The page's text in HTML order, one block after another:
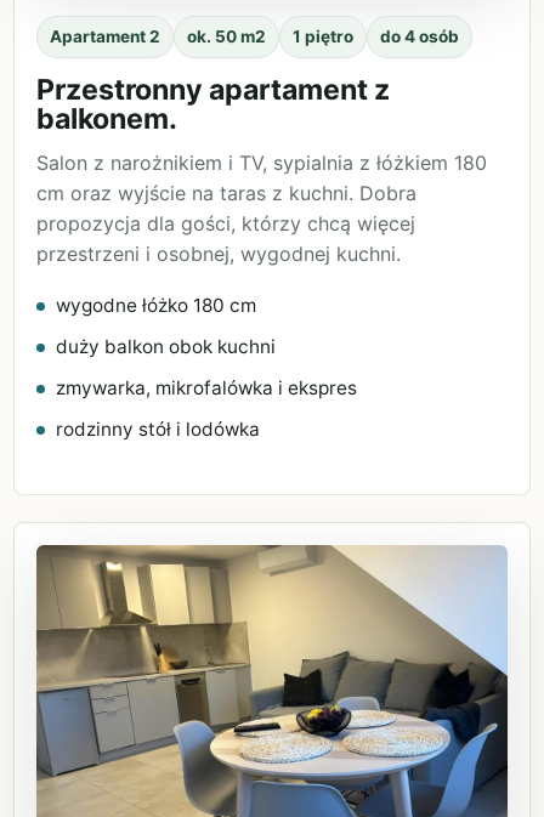
Apartament 2 ok. 50 m2 1 piętro do 4 osób
Przestronny apartament z
balkonem.
Salon z narożnikiem i TV, sypialnia z łóżkiem 180
cm oraz wyjście na taras z kuchni. Dobra
propozycja dla gości, którzy chcą więcej
przestrzeni i osobnej, wygodnej kuchni.
wygodne łóżko 180 cm
duży balkon obok kuchni
zmywarka, mikrofalówka i ekspres
rodzinny stół i lodówka